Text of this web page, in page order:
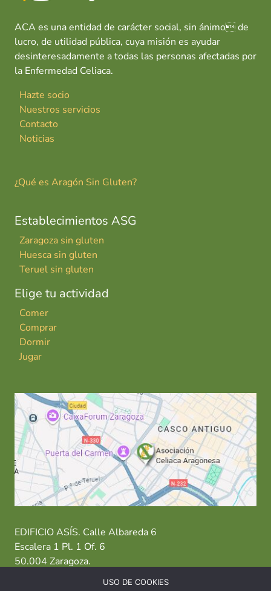
ACA es una entidad de carácter social, sin ánimo de
lucro, de utilidad pública, cuya misión es ayudar
desinteresadamente a todas las personas afectadas por
la Enfermedad Celiaca.
Hazte socio
Nuestros servicios
Contacto
Noticias
¿Qué es Aragón Sin Gluten?
Establecimientos ASG
Zaragoza sin gluten
Huesca sin gluten
Teruel sin gluten
Elige tu actividad
Comer
Comprar
Dormir
Jugar
EDIFICIO ASÍS. Calle Albareda 6
Escalera 1 Pl. 1 Of. 6
50.004 Zaragoza.
T: 976 484 949 M: 635 638 563
USO DE COOKIES